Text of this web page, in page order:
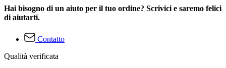
Hai bisogno di un aiuto per il tuo ordine? Scrivici e saremo felici
di aiutarti.
Contatto
Qualità verificata